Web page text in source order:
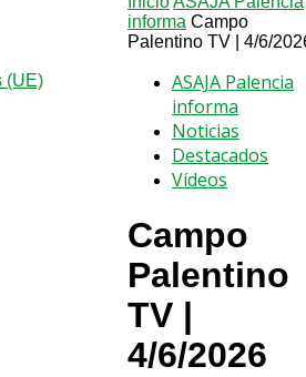
(UE)
informa Campo
Palentino TV | 4/6/
ASAJA Palencia
informa
Noticias
Destacados
Vídeos
Campo
Palentino
TV |
4/6/2026